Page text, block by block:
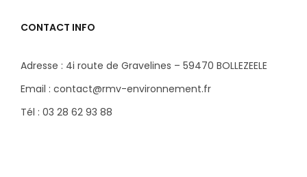
CONTACT INFO
Adresse : 4i route de Gravelines – 59470 BOLLEZEELE
Email : contact@rmv-environnement.fr
Tél : 03 28 62 93 88